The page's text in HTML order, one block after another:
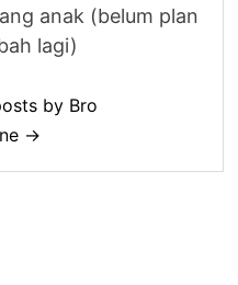
anak (belum plan
lagi)
by Bro
→